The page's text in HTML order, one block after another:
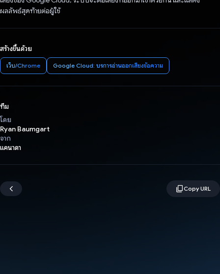
ผลลัพธ์สุดท้ายต่อผู้ใช้
สร้างขึ้นด้วย
เว็บ/Chrome Google Cloud: บริการอ่านออกเสียงข้อความ
ทีม
โดย
Ryan Baumgart
จาก
แคนาดา